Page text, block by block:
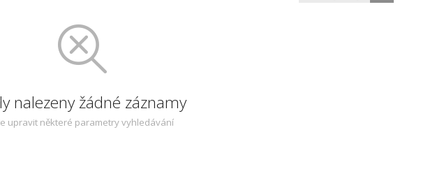
nalezeny žádné záznamy
upravit některé parametry vyhledávání